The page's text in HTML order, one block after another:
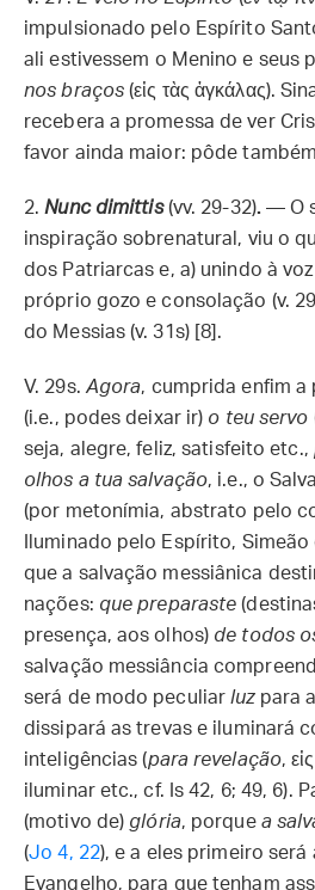
impulsionado pelo Espírito
ali estivessem o Menino e seus
nos braços (εἰς τὰς ἀγκάλας).
recebera a promessa de ver
favor ainda maior: pôde
2. Nunc dimittis(vv. 29-32).— O
inspiração sobrenatural, viu o
dos Patriarcas e, a) unindo à
próprio gozo e consolação (v.
do Messias (v. 31s) [8].
V. 29s. Agora, cumprida enfim a
(i.e., podes deixar ir) o teu servo
seja, alegre, feliz, satisfeito etc.,
olhos a tua salvação, i.e., o
(por metonímia, abstrato pelo
Iluminado pelo Espírito,
que a salvação messiânica
nações: que preparaste
presença, aos olhos) de todos
salvação messiância
será de modo peculiarluzpara
dissipará as trevas e iluminará
inteligências (para revelação,
iluminar etc., cf. Is 42, 6; 49, 6).
(motivo de) glória, porque a
(Jo 4, 22), e a eles primeiro será
Evangelho, para que tenham